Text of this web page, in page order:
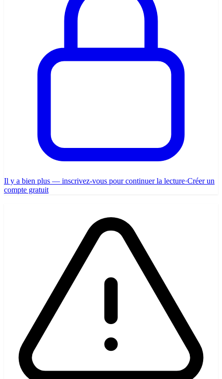
Il y a bien plus — inscrivez-vous pour continuer la lecture·Créer un
compte gratuit